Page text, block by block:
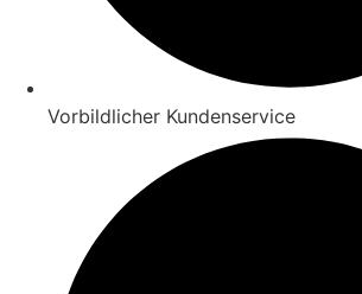
Vorbildlicher Kundenservice